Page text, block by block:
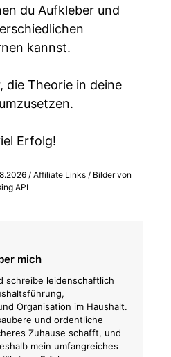
du Aufkleber und
kannst.
die Theorie in deine
Erfolg!
/ Affiliate Links / Bilder von
API
mich
schreibe leidenschaftlich
Organisation im Haushalt.
und ordentliche
Zuhause schafft, und
mein umfangreiches